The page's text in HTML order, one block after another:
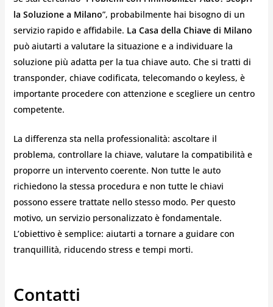
la Soluzione a Milano”, probabilmente hai bisogno di un
servizio rapido e affidabile. La Casa della Chiave di Milano
può aiutarti a valutare la situazione e a individuare la
soluzione più adatta per la tua chiave auto. Che si tratti di
transponder, chiave codificata, telecomando o keyless, è
importante procedere con attenzione e scegliere un centro
competente.
La differenza sta nella professionalità: ascoltare il
problema, controllare la chiave, valutare la compatibilità e
proporre un intervento coerente. Non tutte le auto
richiedono la stessa procedura e non tutte le chiavi
possono essere trattate nello stesso modo. Per questo
motivo, un servizio personalizzato è fondamentale.
L’obiettivo è semplice: aiutarti a tornare a guidare con
tranquillità, riducendo stress e tempi morti.
Contatti